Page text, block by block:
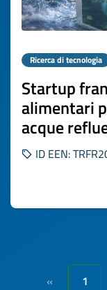
Ricerca di tecnologia
Startup
alimentari
acque
ID EEN:
« 1